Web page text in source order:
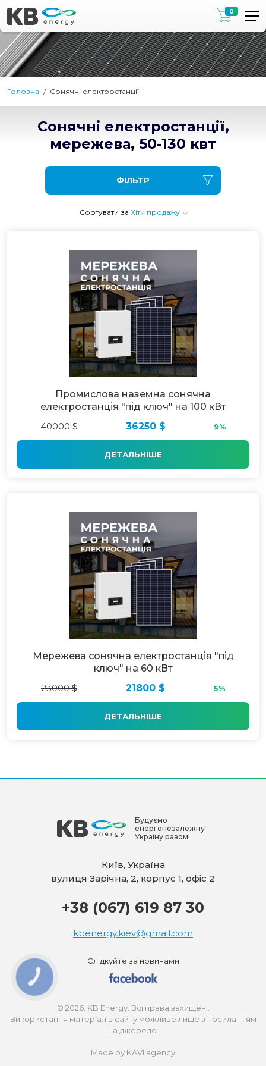
0
Головна Сонячні електростанції
Сонячні електростанції,
мережева, 50-130 квт
ФІЛЬТР
Сортувати за Хіти продажу
Промислова наземна сонячна
електростанція "під ключ" на 100 кВт
40000 $
36250 $ 9%
ДЕТАЛЬНІШЕ
Мережева сонячна електростанція "під
ключ" на 60 кВт
23000 $
21800 $ 5%
ДЕТАЛЬНІШЕ
Будуємо
енергонезалежну
Україну разом!
Київ, Україна
вулиця Зарічна, 2, корпус 1, офіс 2
+38 (067) 619 87 30
kbenergy.kiev@gmail.com
Слідкуйте за новинами
© 2026. KB Energy. Всі права захищені.
Використання матеріалів сайту можливе лише з посиланням
на джерело.
Made by KAVI.agency
КНОПКА
ЗВ'ЯЗКУ